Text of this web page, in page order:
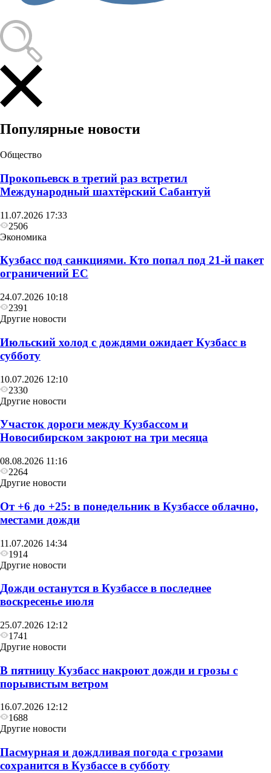
Другие новости
В воскресенье в Кузбассе сначала похолодает до
+6, а затем потеплеет до +27
Популярные новости
Общество
Прокопьевск в третий раз встретил
Международный шахтёрский Сабантуй
11.07.2026 17:33
2506
Экономика
Кузбасс под санкциями. Кто попал под 21‑й пакет
ограничений ЕС
24.07.2026 10:18
2391
Другие новости
Июльский холод с дождями ожидает Кузбасс в
субботу
10.07.2026 12:10
2330
Другие новости
Участок дороги между Кузбассом и
Новосибирском закроют на три месяца
08.08.2026 11:16
2264
Другие новости
От +6 до +25: в понедельник в Кузбассе облачно,
местами дожди
11.07.2026 14:34
1914
Другие новости
Дожди останутся в Кузбассе в последнее
воскресенье июля
25.07.2026 12:12
1741
Другие новости
В пятницу Кузбасс накроют дожди и грозы с
порывистым ветром
16.07.2026 12:12
1688
Другие новости
Пасмурная и дождливая погода с грозами
сохранится в Кузбассе в субботу